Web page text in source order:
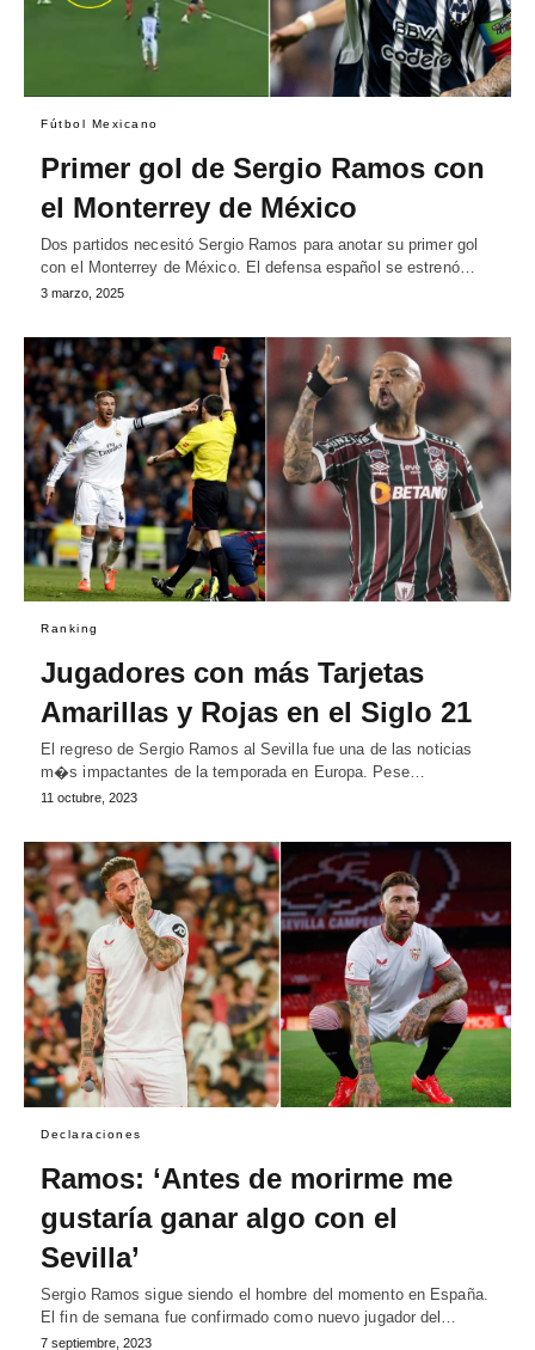
Fútbol Mexicano
Primer gol de Sergio Ramos con
el Monterrey de México
Dos partidos necesitó Sergio Ramos para anotar su primer gol
con el Monterrey de México. El defensa español se estrenó…
3 marzo, 2025
Ranking
Jugadores con más Tarjetas
Amarillas y Rojas en el Siglo 21
El regreso de Sergio Ramos al Sevilla fue una de las noticias
m�s impactantes de la temporada en Europa. Pese…
11 octubre, 2023
Declaraciones
Ramos: ‘Antes de morirme me
gustaría ganar algo con el
Sevilla’
Sergio Ramos sigue siendo el hombre del momento en España.
El fin de semana fue confirmado como nuevo jugador del…
7 septiembre, 2023